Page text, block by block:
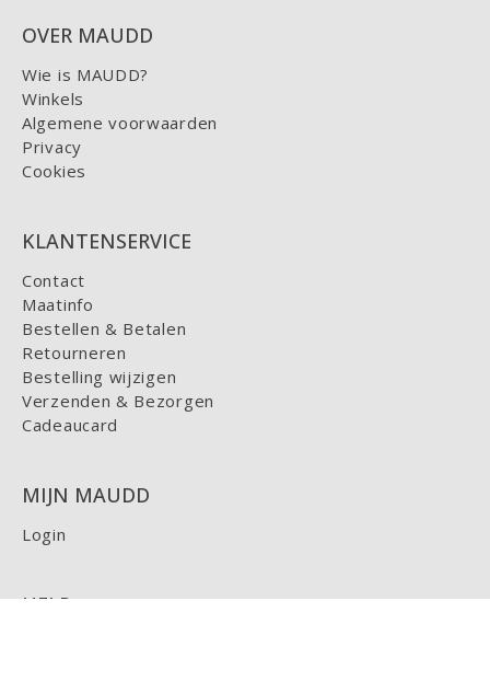
OVER MAUDD
Wie is MAUDD?
Winkels
Algemene voorwaarden
Privacy
Cookies
KLANTENSERVICE
Contact
Maatinfo
Bestellen & Betalen
Retourneren
Bestelling wijzigen
Verzenden & Bezorgen
Cadeaucard
MIJN MAUDD
Login
HELP